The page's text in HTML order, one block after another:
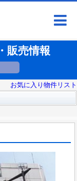
販売情報
お気に入り物件リスト